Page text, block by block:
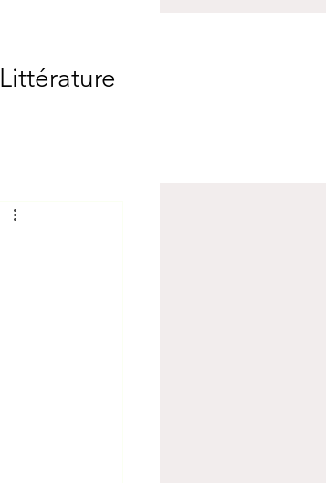
Littérature